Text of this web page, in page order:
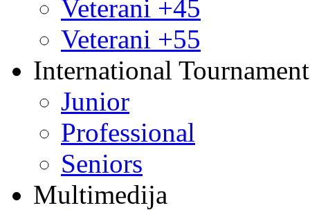
Veterani +45
Veterani +55
International
Junior
Professional
Seniors
Multimedija